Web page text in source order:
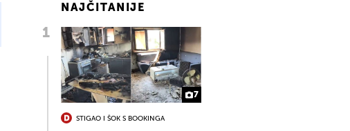
NAJČITANIJE
7
STIGAO I ŠOK S BOOKINGA